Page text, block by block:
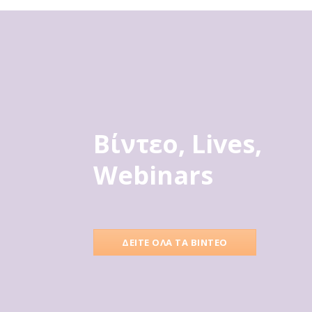
Βίντεο, Lives,
Webinars
ΔΕΙΤΕ ΟΛΑ ΤΑ ΒΙΝΤΕΟ